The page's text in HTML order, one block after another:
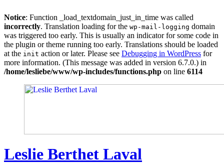
Notice: Function _load_textdomain_just_in_time was called
incorrectly. Translation loading for the wp-mail-logging domain
was triggered too early. This is usually an indicator for some code in
the plugin or theme running too early. Translations should be loaded
at the init action or later. Please see Debugging in WordPress for
more information. (This message was added in version 6.7.0.) in
/home/lesliebe/www/wp-includes/functions.php on line 6114
Leslie Berthet Laval